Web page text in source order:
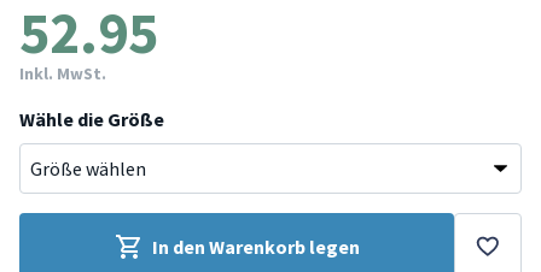
52.95
Inkl. MwSt.
Wähle die Größe
In den Warenkorb legen